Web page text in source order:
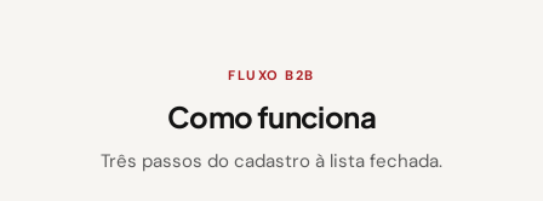
FLUXO B2B
Como funciona
Três passos do cadastro à lista fechada.